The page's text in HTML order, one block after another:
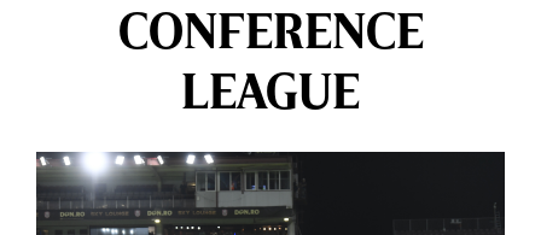
CONFERENCE
LEAGUE